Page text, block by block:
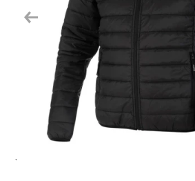
Previous
`